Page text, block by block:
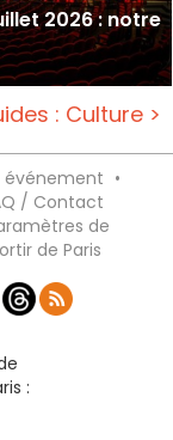
2026 : notre
: Culture >
événement •
/ Contact
de
de Paris
: